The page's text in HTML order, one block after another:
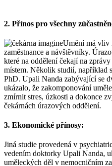
2. Přínos pro všechny
Umění má vliv
zaměstnance a návštěvníky.
které na oddělení čekají na
místem. Několik studií, například
PhD. Upali Nanda zabývající se
ukázalo, že zakomponování
zmírnit stres, úzkosti a dokonce
čekárnách úrazových oddělení.
3. Ekonomické přínosy:
Jiná studie provedená v
vedením doktorky Upali Nanda,
uměleckých děl v nemocničním